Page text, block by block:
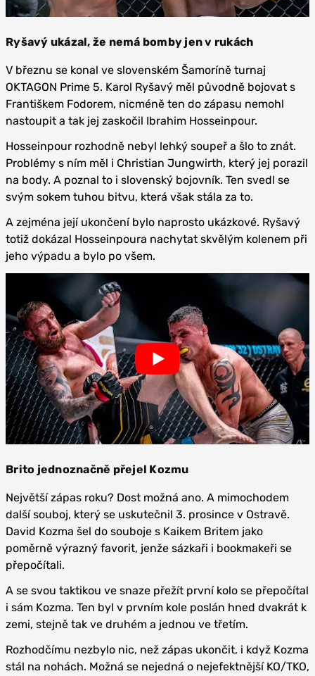
Ryšavý ukázal, že nemá bomby jen v rukách
V březnu se konal ve slovenském Šamoríně turnaj
OKTAGON Prime 5. Karol Ryšavý měl původně bojovat s
Františkem Fodorem, nicméně ten do zápasu nemohl
nastoupit a tak jej zaskočil Ibrahim Hosseinpour.
Hosseinpour rozhodně nebyl lehký soupeř a šlo to znát.
Problémy s ním měl i Christian Jungwirth, který jej porazil
na body. A poznal to i slovenský bojovník. Ten svedl se
svým sokem tuhou bitvu, která však stála za to.
A zejména její ukončení bylo naprosto ukázkové. Ryšavý
totiž dokázal Hosseinpoura nachytat skvělým kolenem při
jeho výpadu a bylo po všem.
Brito jednoznačně přejel Kozmu
Největší zápas roku? Dost možná ano. A mimochodem
další souboj, který se uskutečnil 3. prosince v Ostravě.
David Kozma šel do souboje s Kaikem Britem jako
poměrně výrazný favorit, jenže sázkaři i bookmakeři se
přepočítali.
A se svou taktikou ve snaze přežít první kolo se přepočítal
i sám Kozma. Ten byl v prvním kole poslán hned dvakrát k
zemi, stejně tak ve druhém a jednou ve třetím.
Rozhodčímu nezbylo nic, než zápas ukončit, i když Kozma
stál na nohách. Možná se nejedná o nejefektnější KO/TKO,